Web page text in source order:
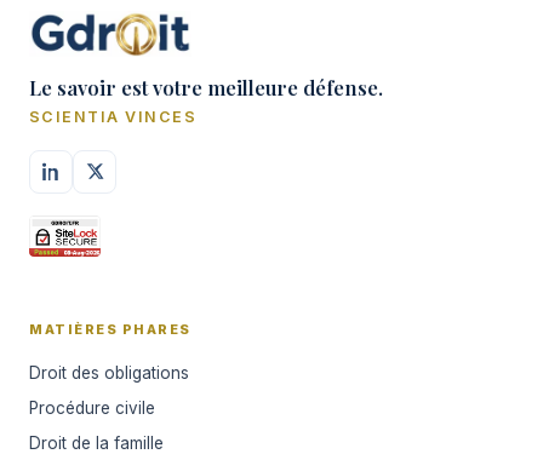
Le savoir est votre meilleure défense.
SCIENTIA VINCES
MATIÈRES PHARES
Droit des obligations
Procédure civile
Droit de la famille